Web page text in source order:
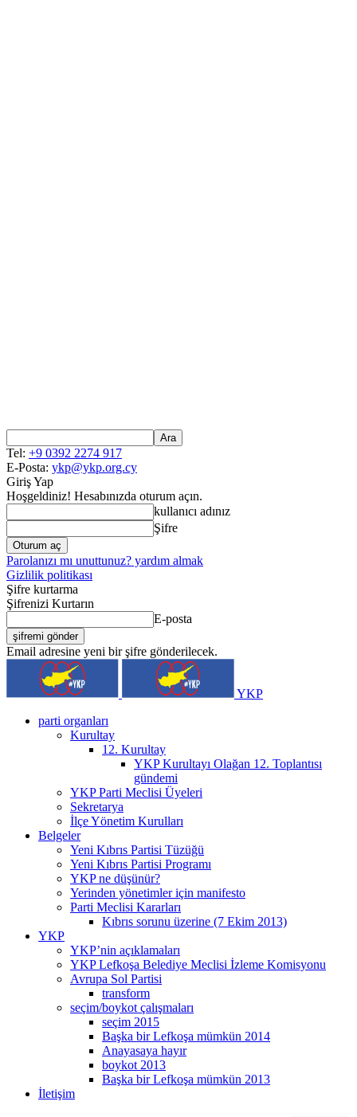
Tel: +9 0392 2274 917
E-Posta: ykp@ykp.org.cy
Giriş Yap
Hoşgeldiniz! Hesabınızda oturum açın.
kullanıcı adınız
Şifre
Parolanızı mı unuttunuz? yardım almak
Gizlilik politikası
Şifre kurtarma
Şifrenizi Kurtarın
E-posta
Email adresine yeni bir şifre gönderilecek.
YKP
parti organları
Kurultay
12. Kurultay
YKP Kurultayı Olağan 12. Toplantısı
gündemi
YKP Parti Meclisi Üyeleri
Sekretarya
İlçe Yönetim Kurulları
Belgeler
Yeni Kıbrıs Partisi Tüzüğü
Yeni Kıbrıs Partisi Programı
YKP ne düşünür?
Yerinden yönetimler için manifesto
Parti Meclisi Kararları
Kıbrıs sorunu üzerine (7 Ekim 2013)
YKP
YKP’nin açıklamaları
YKP Lefkoşa Belediye Meclisi İzleme Komisyonu
Avrupa Sol Partisi
transform
seçim/boykot çalışmaları
seçim 2015
Başka bir Lefkoşa mümkün 2014
Anayasaya hayır
boykot 2013
Başka bir Lefkoşa mümkün 2013
İletişim